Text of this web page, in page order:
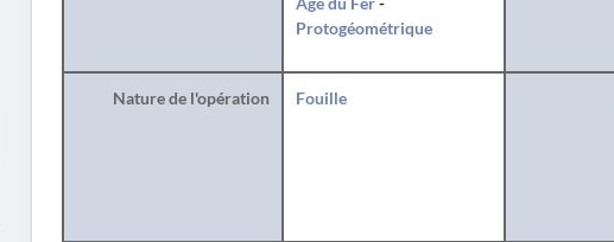
Protogéométrique
Nature de l'opération Fouille